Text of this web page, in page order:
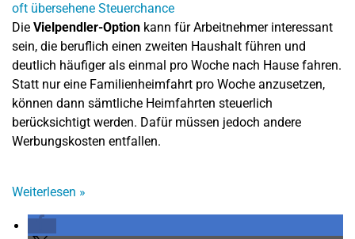
Die Vielpendler-Option kann für Arbeitnehmer interessant
sein, die beruflich einen zweiten Haushalt führen und
deutlich häufiger als einmal pro Woche nach Hause fahren.
Statt nur eine Familienheimfahrt pro Woche anzusetzen,
können dann sämtliche Heimfahrten steuerlich
berücksichtigt werden. Dafür müssen jedoch andere
Werbungskosten entfallen.
Weiterlesen »